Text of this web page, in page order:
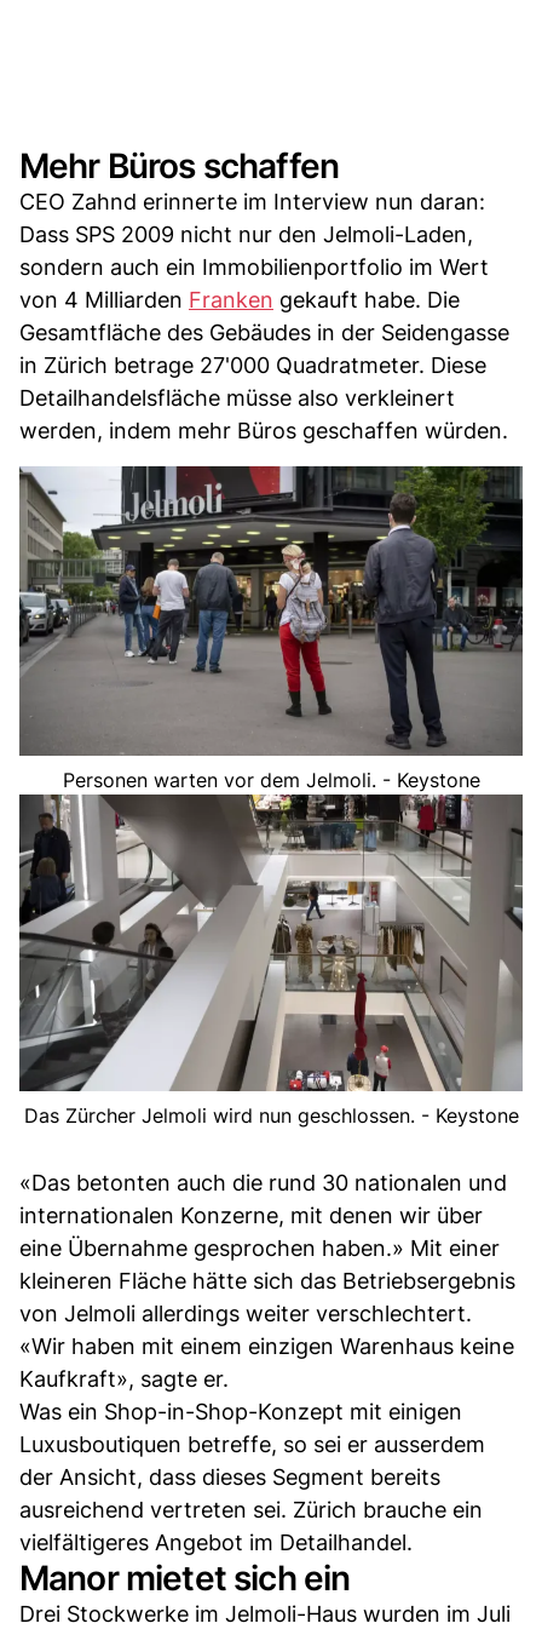
Mehr Büros schaffen
CEO Zahnd erinnerte im Interview nun daran:
Dass SPS 2009 nicht nur den Jelmoli-Laden,
sondern auch ein Immobilienportfolio im Wert
von 4 Milliarden Franken gekauft habe. Die
Gesamtfläche des Gebäudes in der Seidengasse
in Zürich betrage 27'000 Quadratmeter. Diese
Detailhandelsfläche müsse also verkleinert
werden, indem mehr Büros geschaffen würden.
Personen warten vor dem Jelmoli. - Keystone
Das Zürcher Jelmoli wird nun geschlossen. - Keystone
«Das betonten auch die rund 30 nationalen und
internationalen Konzerne, mit denen wir über
eine Übernahme gesprochen haben.» Mit einer
kleineren Fläche hätte sich das Betriebsergebnis
von Jelmoli allerdings weiter verschlechtert.
«Wir haben mit einem einzigen Warenhaus keine
Kaufkraft», sagte er.
Was ein Shop-in-Shop-Konzept mit einigen
Luxusboutiquen betreffe, so sei er ausserdem
der Ansicht, dass dieses Segment bereits
ausreichend vertreten sei. Zürich brauche ein
vielfältigeres Angebot im Detailhandel.
Manor mietet sich ein
Drei Stockwerke im Jelmoli-Haus wurden im Juli